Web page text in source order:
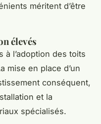
méritent d’être
élevés
à l’adoption des toits
mise en place d’un
conséquent,
et la
spécialisés.